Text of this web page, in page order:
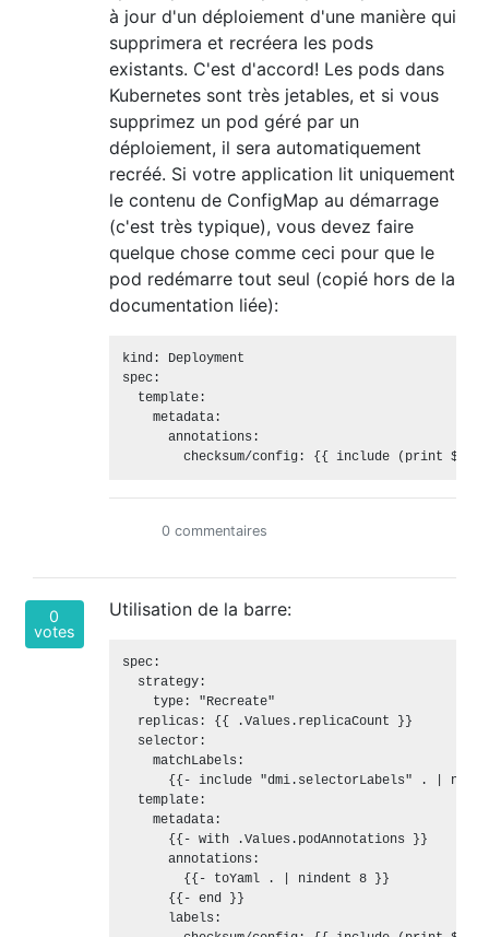
à jour d'un déploiement d'une manière qui
supprimera et recréera les pods
existants. C'est d'accord! Les pods dans
Kubernetes sont très jetables, et si vous
supprimez un pod géré par un
déploiement, il sera automatiquement
recréé. Si votre application lit uniquement
le contenu de ConfigMap au démarrage
(c'est très typique), vous devez faire
quelque chose comme ceci pour que le
pod redémarre tout seul (copié hors de la
documentation liée):
kind: Deployment
spec:
  template:
    metadata:
      annotations:
0 commentaires
0
votes
Utilisation de la barre:
spec:
  strategy:
    type: "Recreate"
  replicas: {{ .Values.replicaCount }}
  selector:
    matchLabels:
{{- include "dmi.selectorLabels" . |
  template:
    metadata:
      {{- with .Values.podAnnotations }}
      annotations:
        {{- toYaml . | nindent 8 }}
      {{- end }}
      labels: